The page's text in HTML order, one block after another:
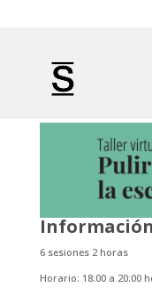
6 sesiones 2 horas
Horario: 18:00 a 20:00